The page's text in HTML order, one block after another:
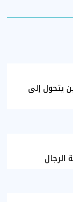
يتحول إلى
الرجال